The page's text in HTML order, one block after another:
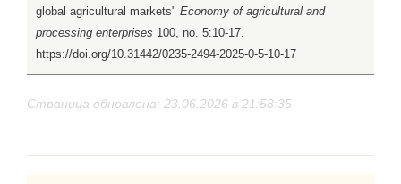
global agricultural markets" Economy of agricultural and
processing enterprises 100, no. 5:10-17.
https://doi.org/10.31442/0235-2494-2025-0-5-10-17
Страница обновлена: 23.06.2026 в 21:58:35